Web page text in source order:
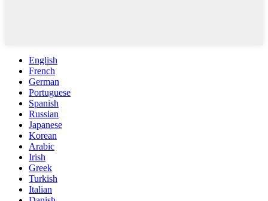
English
French
German
Portuguese
Spanish
Russian
Japanese
Korean
Arabic
Irish
Greek
Turkish
Italian